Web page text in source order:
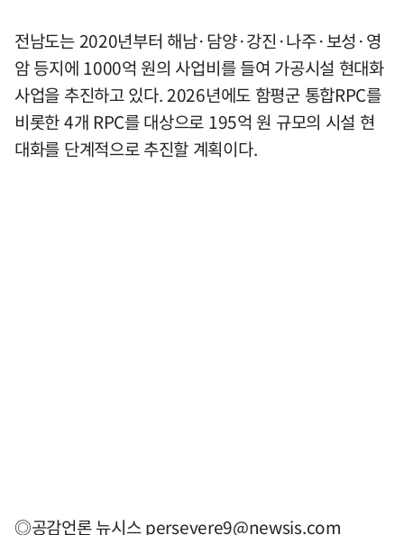
전남도는 2020년부터 해남·담양·강진·나주·보성·영
암 등지에 1000억 원의 사업비를 들여 가공시설 현대화
사업을 추진하고 있다. 2026년에도 함평군 통합RPC를
비롯한 4개 RPC를 대상으로 195억 원 규모의 시설 현
대화를 단계적으로 추진할 계획이다.
◎공감언론 뉴시스persevere9@newsis.com